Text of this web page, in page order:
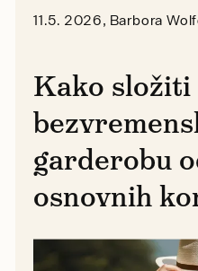
11.5. 2026, Barbora
Kako složiti
garderobu
osnovnih